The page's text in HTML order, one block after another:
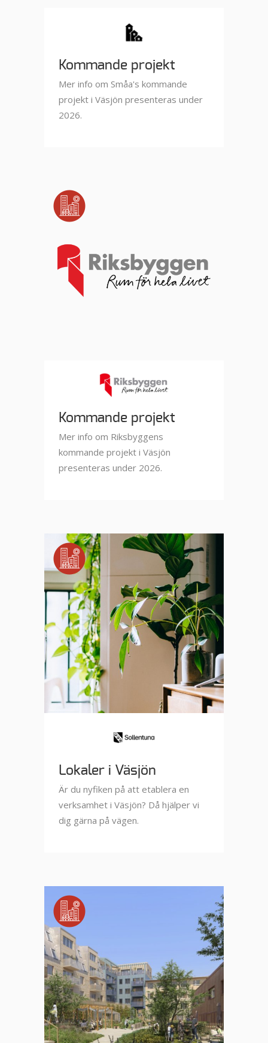
Kommande projekt
Mer info om Småa's kommande
projekt i Väsjön presenteras under
2026.
Kommande projekt
Mer info om Riksbyggens
kommande projekt i Väsjön
presenteras under 2026.
Lokaler i Väsjön
Är du nyfiken på att etablera en
verksamhet i Väsjön? Då hjälper vi
dig gärna på vägen.